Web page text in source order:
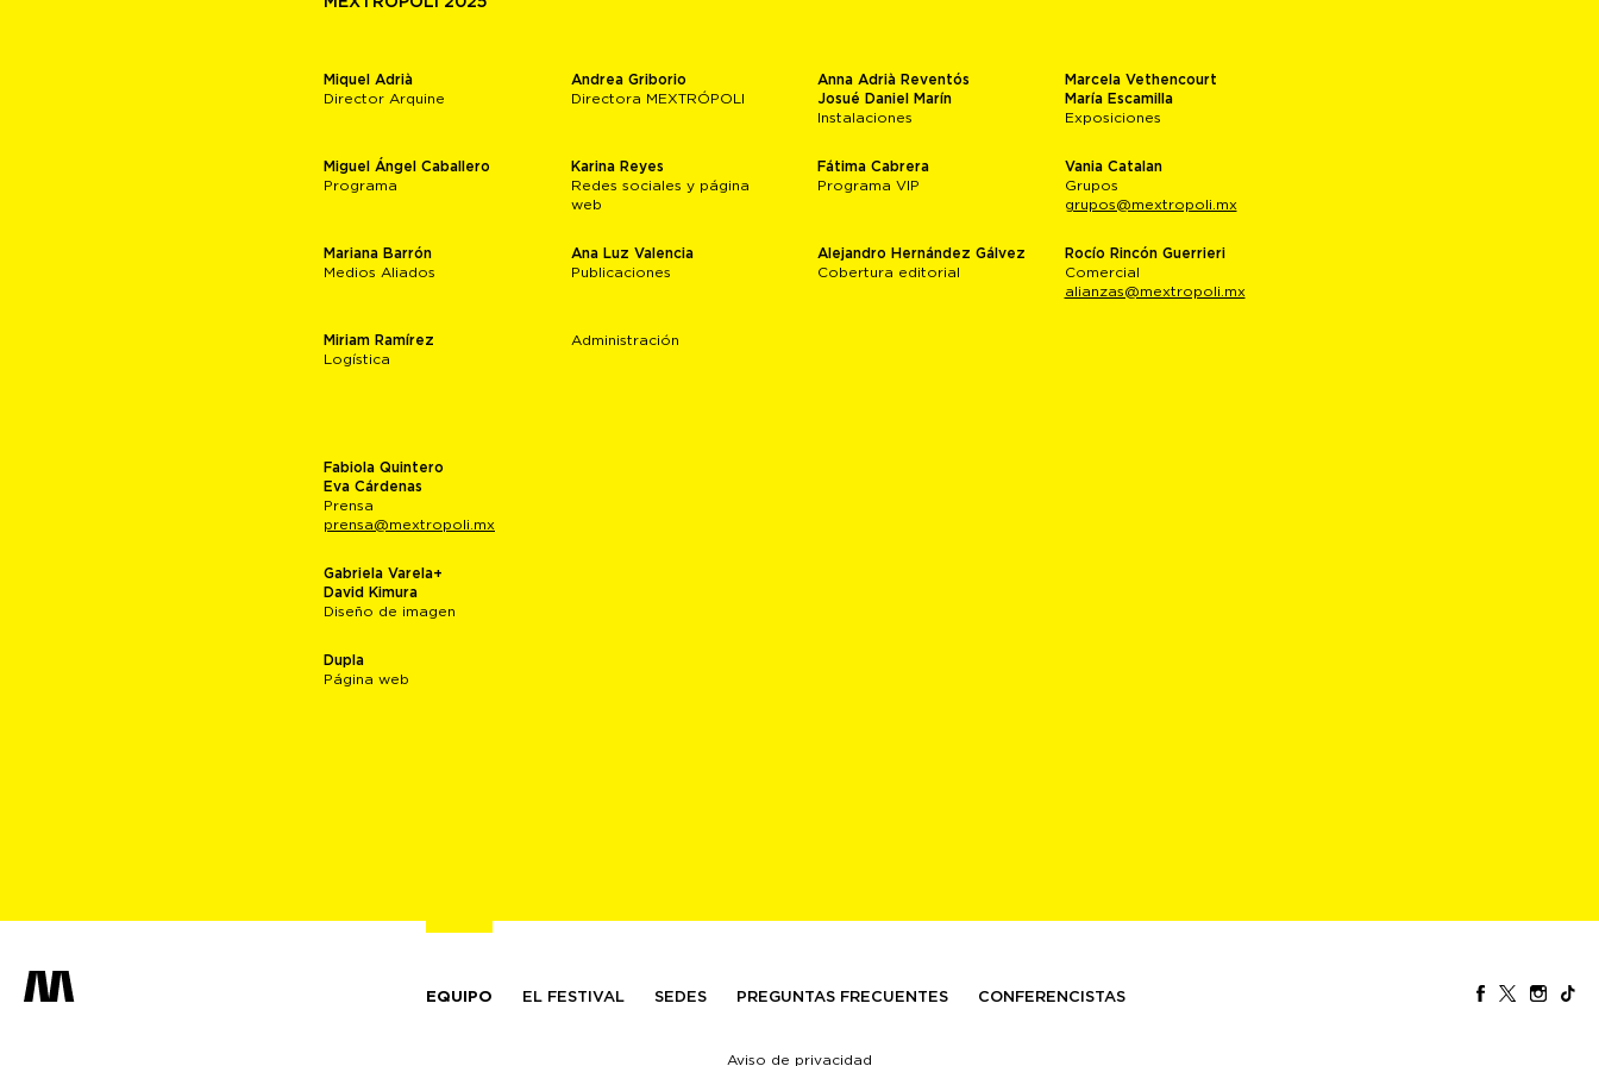
Miquel Adrià
Director Arquine
Andrea Griborio
Directora MEXTRÓPOLI
Anna Adrià Reventós
Josué Daniel Marín
Instalaciones
Marcela Vethencourt
María Escamilla
Exposiciones
Miguel Ángel Caballero
Programa
Karina Reyes
Redes sociales y página
web
Fátima Cabrera
Programa VIP
Vania Catalan
Grupos
grupos@mextropoli.mx
Mariana Barrón
Medios Aliados
Ana Luz Valencia
Publicaciones
Alejandro Hernández Gálvez
Cobertura editorial
Rocío Rincón Guerrieri
Comercial
alianzas@mextropoli.mx
Miriam Ramírez
Logística
Administración
Fabiola Quintero
Eva Cárdenas
Prensa
prensa@mextropoli.mx
Gabriela Varela+
David Kimura
Diseño de imagen
Dupla
Página web
EQUIPO EL FESTIVAL SEDES PREGUNTAS FRECUENTES CONFERENCISTAS
Aviso de privacidad